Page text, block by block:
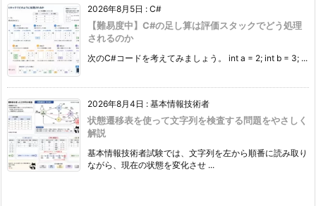
2026年8月5日 : C#
【難易度中】C#の足し算は評価スタックでどう処理
されるのか
次のC#コードを考えてみましょう。 int a = 2; int b = 3; ...
2026年8月4日 : 基本情報技術者
状態遷移表を使って文字列を検査する問題をやさしく
解説
基本情報技術者試験では、文字列を左から順番に読み取り
ながら、現在の状態を変化させ ...